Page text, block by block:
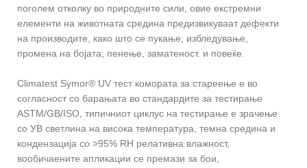
поголем отколку во природните сили, овие екстремни
елементи на животната средина предизвикуваат дефекти
на производите, како што се пукање, избледување,
промена на бојата, пенење, заматеност. и повеќе.
Climatest Symor® UV тест комората за стареење е во
согласност со барањата во стандардите за тестирање
ASTM/GB/ISO, типичниот циклус на тестирање е зрачење
со УВ светлина на висока температура, темна средина и
кондензација со >95% RH релативна влажност,
вообичаените апликации се премази за бои,